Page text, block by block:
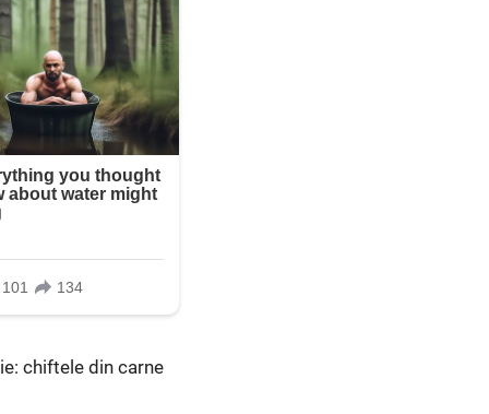
chiftele din carne